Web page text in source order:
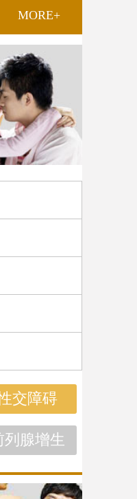
MORE+
交障碍
列腺增生